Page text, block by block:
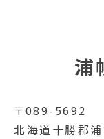
浦
〒089-5692
北海道十勝郡